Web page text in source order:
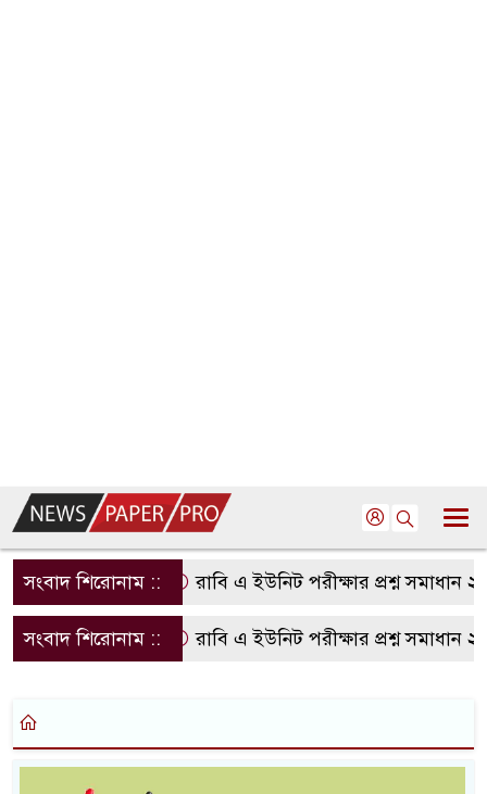
সংবাদ শিরোনাম :: রাবি এ ইউনিট পরীক্ষার প্রশ্ন
সংবাদ শিরোনাম :: রাবি এ ইউনিট পরীক্ষার প্রশ্ন